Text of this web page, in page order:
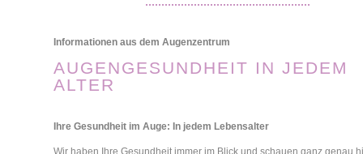
operative
Eingriffe
Informationen aus dem Augenzentrum
AUGENGESUNDHEIT IN JEDEM
ALTER
Ihre Gesundheit im Auge: In jedem Lebensalter
Wir haben Ihre Gesundheit immer im Blick und schauen ganz genau